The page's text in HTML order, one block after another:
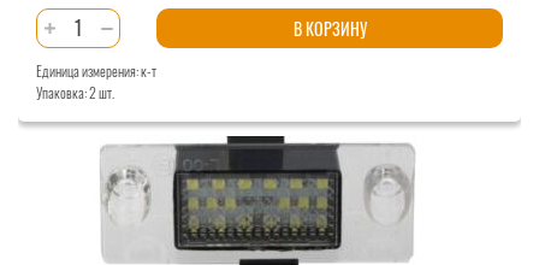
Количество
товара
Подсветка
номера
В КОРЗИНУ
Единица измерения: к-т
Упаковка: 2 шт.